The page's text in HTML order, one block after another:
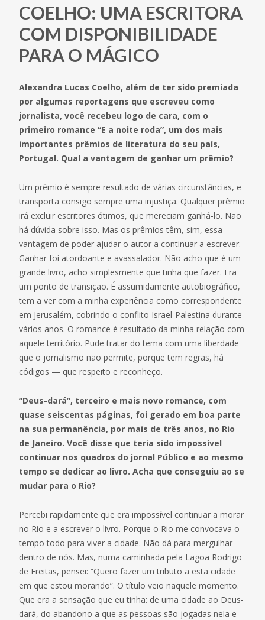
COELHO: UMA ESCRITORA
COM DISPONIBILIDADE
PARA O MÁGICO
Alexandra Lucas Coelho, além de ter sido premiada
por algumas reportagens que escreveu como
jornalista, você recebeu logo de cara, com o
primeiro romance “E a noite roda”, um dos mais
importantes prêmios de literatura do seu país,
Portugal. Qual a vantagem de ganhar um prêmio?
Um prêmio é sempre resultado de várias circunstâncias, e
transporta consigo sempre uma injustiça. Qualquer prêmio
irá excluir escritores ótimos, que mereciam ganhá-lo. Não
há dúvida sobre isso. Mas os prêmios têm, sim, essa
vantagem de poder ajudar o autor a continuar a escrever.
Ganhar foi atordoante e avassalador. Não acho que é um
grande livro, acho simplesmente que tinha que fazer. Era
um ponto de transição. É assumidamente autobiográfico,
tem a ver com a minha experiência como correspondente
em Jerusalém, cobrindo o conflito Israel-Palestina durante
vários anos. O romance é resultado da minha relação com
aquele território. Pude tratar do tema com uma liberdade
que o jornalismo não permite, porque tem regras, há
códigos — que respeito e reconheço.
“Deus-dará”, terceiro e mais novo romance, com
quase seiscentas páginas, foi gerado em boa parte
na sua permanência, por mais de três anos, no Rio
de Janeiro. Você disse que teria sido impossível
continuar nos quadros do jornal Público e ao mesmo
tempo se dedicar ao livro. Acha que conseguiu ao se
mudar para o Rio?
Percebi rapidamente que era impossível continuar a morar
no Rio e a escrever o livro. Porque o Rio me convocava o
tempo todo para viver a cidade. Não dá para mergulhar
dentro de nós. Mas, numa caminhada pela Lagoa Rodrigo
de Freitas, pensei: “Quero fazer um tributo a esta cidade
em que estou morando”. O título veio naquele momento.
Que era a sensação que eu tinha: de uma cidade ao Deus-
dará, do abandono a que as pessoas são jogadas nela e